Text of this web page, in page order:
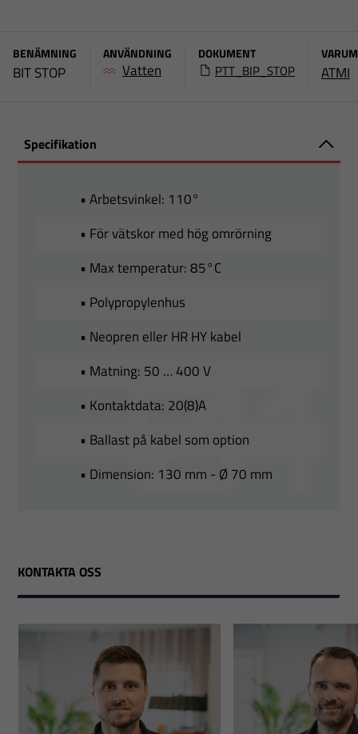
BENÄMNING
BIT STOP
ANVÄNDNING
Vatten
DOKUMENT
PTT_BIP_STOP ATMI
Specifikation
• Arbetsvinkel: 110°
• För vätskor med hög omrörning
• Max temperatur: 85°C
• Polypropylenhus
• Neopren eller HR HY kabel
• Matning: 50 … 400 V
• Kontaktdata: 20(8)A
• Ballast på kabel som option
• Dimension: 130 mm - Ø 70 mm
KONTAKTA OSS